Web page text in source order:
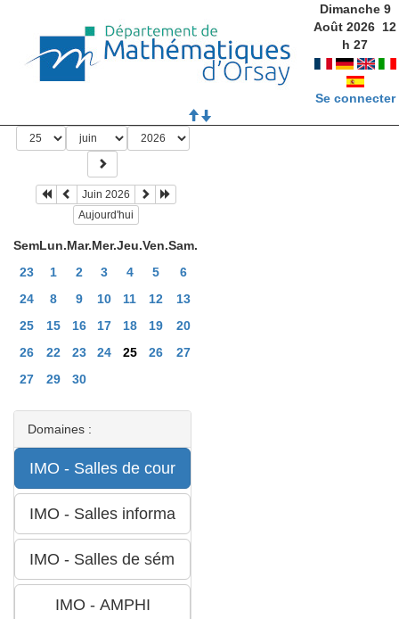
Dimanche 9
Août 2026 12
h27
Se connecter
Juin 2026
Aujourd'hui
SemLun.Mar.Mer.Jeu.Ven.Sam.
23
1 2 3 4 5
6
24
8 9 10 11 12
13
25
15 16 17 18 19
20
26
22 23 24 25 26
27
27
29 30
Domaines :